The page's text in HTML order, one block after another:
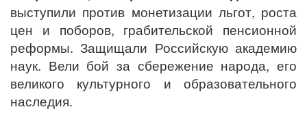
выступили против монетизации льгот, роста
цен и поборов, грабительской пенсионной
реформы. Защищали Российскую академию
наук. Вели бой за сбережение народа, его
великого культурного и образовательного
наследия.